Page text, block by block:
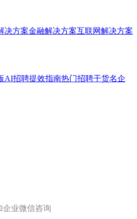
决方案金融解决方案互联网解决方案
AI招聘提效指南热门招聘干货名企
企业微信咨询